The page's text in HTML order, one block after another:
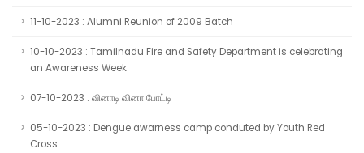
11-10-2023 : Alumni Reunion of 2009 Batch
10-10-2023 : Tamilnadu Fire and Safety Department is celebrating
an Awareness Week
07-10-2023 : வினாடி வினா போட்டி
05-10-2023 : Dengue awarness camp conduted by Youth Red
Cross